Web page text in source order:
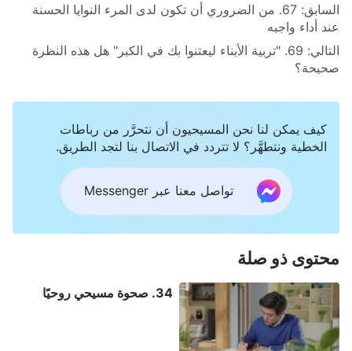
السابق:
67. من الضروري أن تكون لدى المرء النوايا الحسنة
عند أداء واجبه
التالي:
69. "تربية الأبناء ليعتنوا بك في الكبر" هل هذه النظرة
صحيحة؟
كيف يمكن لنا نحن المسيحيون أن نتحرَّر من رباطات
الخطية ونتطهَّر؟ لا تتردد في الاتصال بنا لتجد الطريق.
تواصل معنا عبر Messenger
محتوى ذو صلة
34. صحوة مسيحي روحيًا